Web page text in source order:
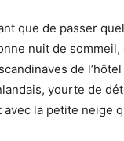
que de passer
nuit de sommeil,
de l’hôtel
yourte de
la petite neige